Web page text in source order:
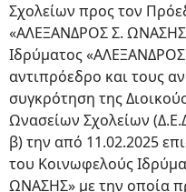
Σχολείων προς τον
«ΑΛΕΞΑΝΔΡΟΣ Σ.
Ιδρύματος
αντιπρόεδρο και τους
συγκρότηση της
Ωνασείων Σχολείων
β) την από 11.02.2025
του Κοινωφελούς
ΩΝΑΣΗΣ» με την οποία